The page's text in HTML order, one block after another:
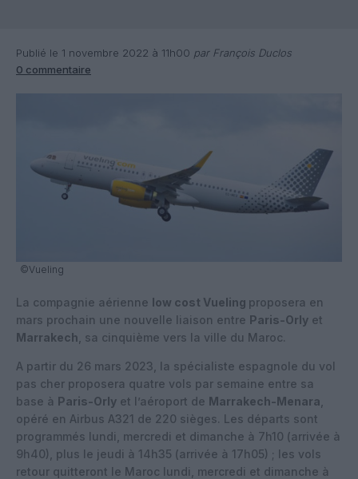
Publié le 1 novembre 2022 à 11h00 par François Duclos
0 commentaire
©Vueling
La compagnie aérienne low cost Vueling proposera en
mars prochain une nouvelle liaison entre Paris-Orly et
Marrakech , sa cinquième vers la ville du Maroc.
A partir du 26 mars 2023, la spécialiste espagnole du vol
pas cher proposera quatre vols par semaine entre sa
base à Paris-Orly et l’aéroport de Marrakech-Menara
opéré en Airbus A321 de 220 sièges. Les départs sont
programmés lundi, mercredi et dimanche à 7h10 (arrivée à
9h40), plus le jeudi à 14h35 (arrivée à 17h05) ; les vols
retour quitteront le Maroc lundi, mercredi et dimanche à